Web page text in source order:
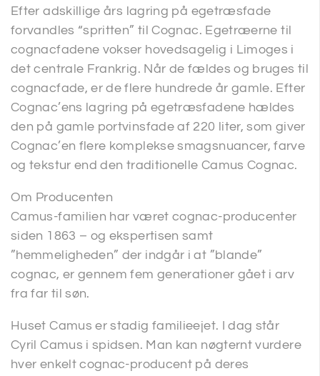
Efter adskillige års lagring på egetræsfade
forvandles “spritten” til Cognac. Egetræerne til
cognacfadene vokser hovedsagelig i Limoges i
det centrale Frankrig. Når de fældes og bruges til
cognacfade, er de flere hundrede år gamle. Efter
Cognac’ens lagring på egetræsfadene hældes
den på gamle portvinsfade af 220 liter, som giver
Cognac’en flere komplekse smagsnuancer, farve
og tekstur end den traditionelle Camus Cognac.
Om Producenten
Camus-familien har været cognac-producenter
siden 1863 – og ekspertisen samt
”hemmeligheden” der indgår i at ”blande”
cognac, er gennem fem generationer gået i arv
fra far til søn.
Huset Camus er stadig familieejet. I dag står
Cyril Camus i spidsen. Man kan nøgternt vurdere
hver enkelt cognac-producent på deres